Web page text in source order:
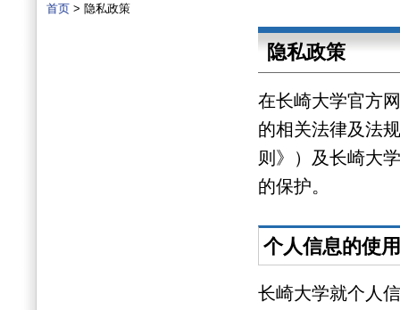
首页> 隐私政策
隐私政策
在长崎大学官方
的相关法律及法
则》）及长崎大
的保护。
个人信息的使
长崎大学就个人